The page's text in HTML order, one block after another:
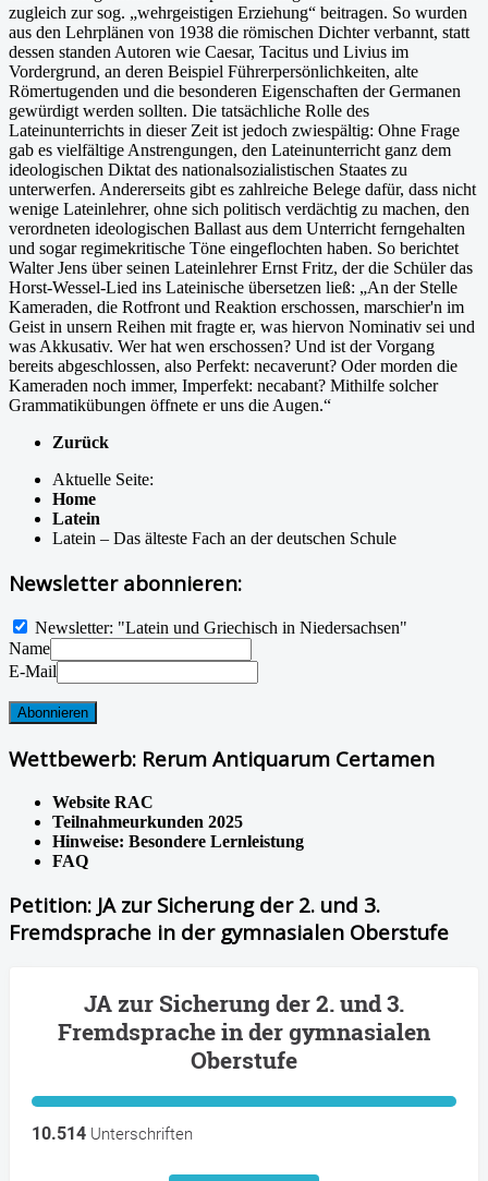
zugleich zur sog. „wehrgeistigen Erziehung“ bei­tragen. So wurden
aus den Lehrplänen von 1938 die römischen Dichter verbannt, statt
dessen standen Autoren wie Caesar, Tacitus und Livius im
Vordergrund, an deren Beispiel Führer­persönlichkeiten, alte
Römertugenden und die besonderen Eigenschaften der Germanen
ge­würdigt werden sollten. Die tatsächliche Rolle des
Lateinunterrichts in dieser Zeit ist jedoch zwiespältig: Ohne Frage
gab es vielfältige Anstrengungen, den Lateinunterricht ganz dem
ideologischen Diktat des nationalsozialistischen Staates zu
unterwerfen. Andererseits gibt es zahlreiche Belege dafür, dass nicht
wenige Lateinlehrer, ohne sich politisch verdächtig zu machen, den
verordneten ideologischen Ballast aus dem Unterricht ferngehalten
und sogar regimekritische Töne eingeflochten haben. So berichtet
Walter Jens über seinen Lateinlehrer Ernst Fritz, der die Schüler das
Horst-Wessel-Lied ins Lateinische übersetzen ließ: „An der Stelle
Kameraden, die Rotfront und Reaktion erschossen, marschier'n im
Geist in unsern Rei­hen mit fragte er, was hiervon Nominativ sei und
was Akkusativ. Wer hat wen erschossen? Und ist der Vorgang
bereits abgeschlossen, also Perfekt: necaverunt? Oder morden die
Kame­raden noch immer, Imperfekt: necabant? Mithilfe solcher
Grammatikübungen öffnete er uns die Augen.“
Zurück
Aktuelle Seite:
Home
Latein
Latein – Das älteste Fach an der deutschen Schule
Newsletter abonnieren:
Newsletter: "Latein und Griechisch in Niedersachsen"
Name
E-Mail
Wettbewerb: Rerum Antiquarum Certamen
Website RAC
Teilnahmeurkunden 2025
Hinweise: Besondere Lernleistung
FAQ
Petition: JA zur Sicherung der 2. und 3.
Fremdsprache in der gymnasialen Oberstufe
JA zur Sicherung der 2. und 3.
Fremdsprache in der gymnasialen
Oberstufe
10.514 Unterschriften